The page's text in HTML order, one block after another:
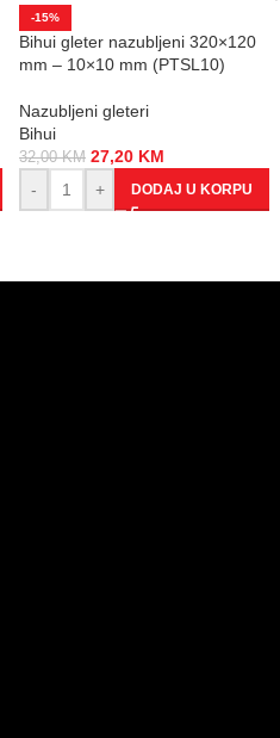
-15%
Bihui gleter nazubljeni 320×120
mm – 10×10 mm (PTSL10)
Nazubljeni gleteri
Bihui
32,00KM 27,20 KM
-
+ DODAJ U KORPU